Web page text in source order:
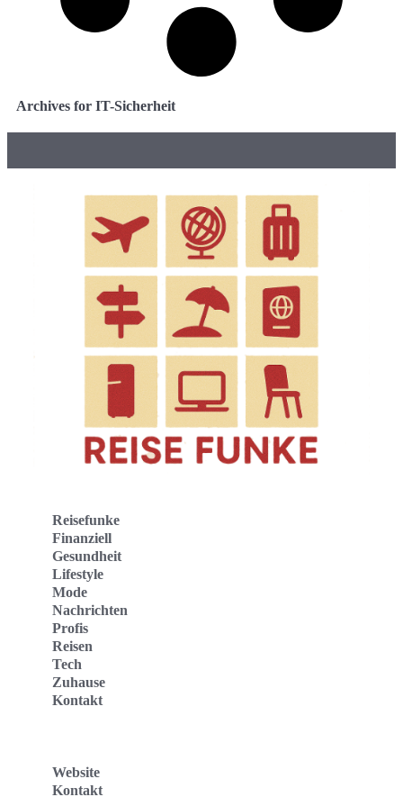
Archives for IT-Sicherheit
Reisefunke
Finanziell
Gesundheit
Lifestyle
Mode
Nachrichten
Profis
Reisen
Tech
Zuhause
Kontakt
Website
Kontakt